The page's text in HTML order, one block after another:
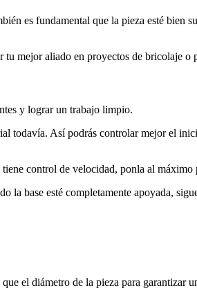
es fundamental que la pieza esté bien
tu mejor aliado en proyectos de bricolaje o
y lograr un trabajo limpio.
todavía. Así podrás controlar mejor el
control de velocidad, ponla al máximo
la base esté completamente apoyada,
el diámetro de la pieza para garantizar